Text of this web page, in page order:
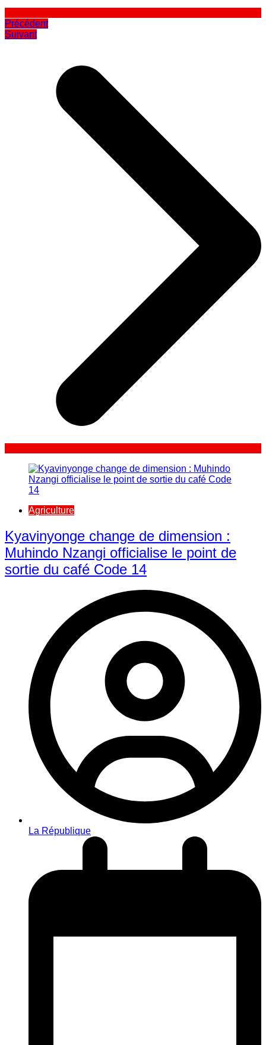
Précédent
Suivant
Agriculture
Kyavinyonge change de dimension :
Muhindo Nzangi officialise le point de
sortie du café Code 14
La République